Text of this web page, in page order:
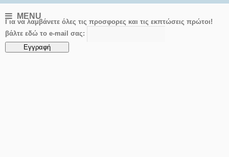
MENU
Για να λαμβάνετε όλες τις προσφορες και τις εκπτώσεις πρώτοι!
βάλτε εδώ το e-mail σας: